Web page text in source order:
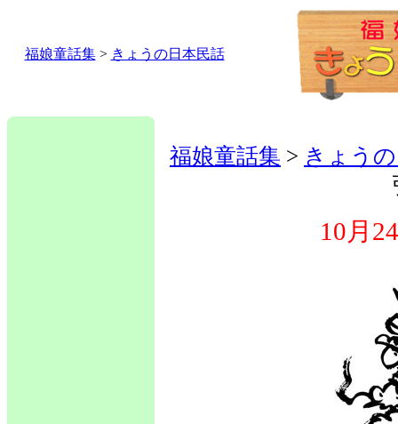
福娘童話集> きょうの日本民話
福娘童話集 > きょう
10月